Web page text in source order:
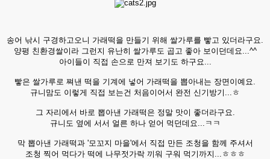
송어 낚시 구경하고오니 가래떡을 만들기 위해 쌀가루를 빻고 있더라구요.
양평 친환경쌀이라 그런지 유난히 쌀가루도 곱고 좋아 보이던데요...^^
아이들이 직접 손으로 만져 보기도 하구요...
빻은 쌀가루로 쪄낸 떡을 기계에 넣어 가래떡을 뽑아내는 장면이예요.
규니맘도 이렇게 직접 보는건 처음이어서 완전 신기방기...ㅎ
그 자리에서 바로 뽑아낸 가래떡은 정말 맛이 좋더라구요.
규니도 옆에 서서 얼른 하나 얻어 먹던데요...ㅋㅋ
막 뽑아낸 가래떡과 '모꼬지 마을'에서 직접 만든 조청을 함께 주셔서
조청 찍어 먹다가 떡에 나무젓가락 끼워 구워 먹기까지...ㅎㅎㅎ